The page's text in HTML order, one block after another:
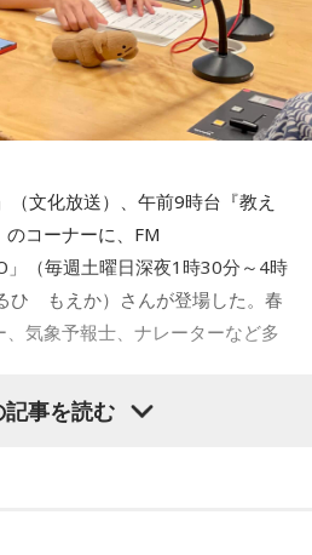
ょうの業務連絡
ロンドンブーツ1号2号 田村淳の
いた淳さんのトークになりまし
、聴かれていると思うと「ドキ
ッセージテーマは「意外とビビ
ことってありますよね。
、例えばなかなかパソコンが立
ォーマンスもあるそうですね」
イドル時代に彩加もやってたん
はチェキ撮影と握手とかぐらいで
ですか？」
スタントカメラ的な…」
て写真が出てきて印刷されるんで
文化放送）、午前9時台『教え
コーナーに、FM
」（毎週土曜日深夜1時30分～4時
ひ もえか）さんが登場した。春
気象予報士、ナレーターなど多
『アイドルレスラー』や『闘う気
記事を読む